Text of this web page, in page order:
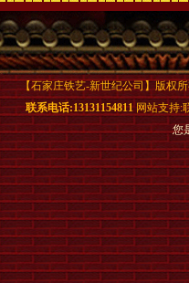
【石家庄铁艺-新世纪公司】版权
联系电话:13131154811网站支持:
您